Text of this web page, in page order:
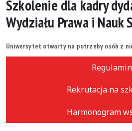
Szkolenie dla kadry
Wydziału Prawa i Nauk
Uniwersytet otwarty na potrzeby osób z
Regulamin
Rekrutacja na
Harmonogram